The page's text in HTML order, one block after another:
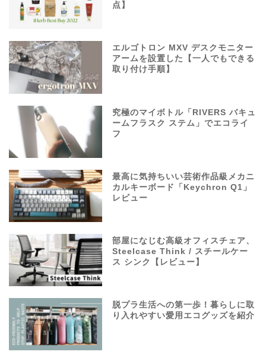
点】
エルゴトロン MXV デスクモニター
アームを設置した【一人でもできる
取り付け手順】
究極のマイボトル「RIVERS バキュ
ームフラスク ステム」でエコライ
フ
最高に気持ちいい芸術作品級メカニ
カルキーボード「Keychron Q1」
レビュー
部屋になじむ高級オフィスチェア、
Steelcase Think / スチールケー
ス シンク【レビュー】
脱プラ生活への第一歩！暮らしに取
り入れやすい愛用エコグッズを紹介